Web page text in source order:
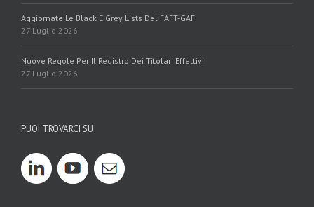
Aggiornate Le Black E Grey Lists Del FAFT-GAFI
27 Luglio 2026
Nuove Regole Per Il Registro Dei Titolari Effettivi
27 Luglio 2026
PUOI TROVARCI SU